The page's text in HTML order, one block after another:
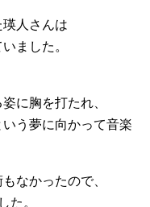
人さんは
ました。
に胸を打たれ、
いう夢に向かって音楽
なかったので、
た。